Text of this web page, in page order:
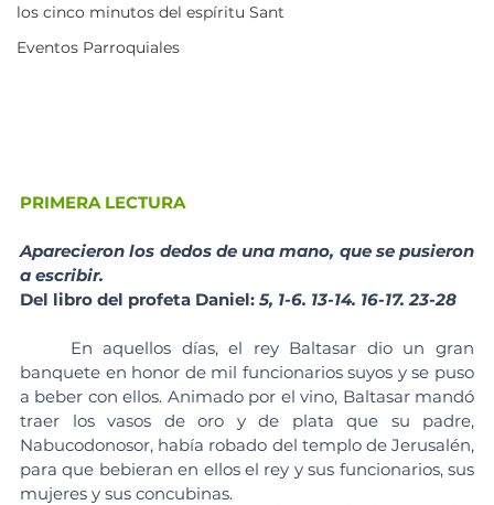
los cinco minutos del espíritu Sant
Eventos Parroquiales
PRIMERA LECTURA
Aparecieron los dedos de una mano, que se pusieron
a escribir.
Del libro del profeta Daniel: 5, 1-6. 13-14. 16-17. 23-28
banquete en honor de mil funcionarios suyos y se puso
a beber con ellos. Animado por el vino, Baltasar mandó
traer los vasos de oro y de plata que su padre,
Nabucodonosor, había robado del templo de Jerusalén,
para que bebieran en ellos el rey y sus funcionarios, sus
mujeres y sus concubinas.